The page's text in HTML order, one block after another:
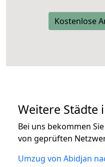
Kostenlose
Weitere Städte
Bei uns bekommen
von geprüften
Umzug von Abidjan